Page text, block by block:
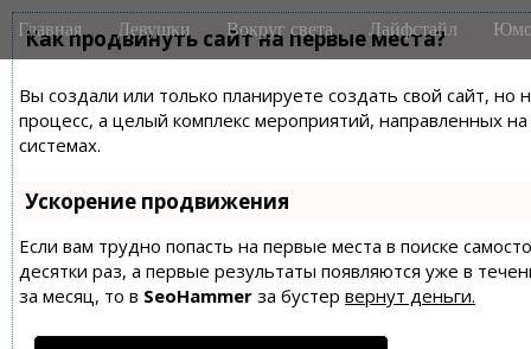
Как продвинуть сайт на первые места?
Вы создали или только планируете создать свой сайт,
процесс, а целый комплекс мероприятий, направленных
системах.
Ускорение продвижения
Если вам трудно попасть на первые места в поиске
десятки раз, а первые результаты появляются уже в
за месяц, то в SeoHammer за бустер вернут деньги.
M
a
n
m
e
n
u
i
Главная Девушки Вокруг света Лайфстайл